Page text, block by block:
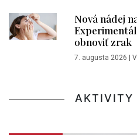
Nová nádej
obnoviť zrak
7. augusta 2026
AKTIVITY